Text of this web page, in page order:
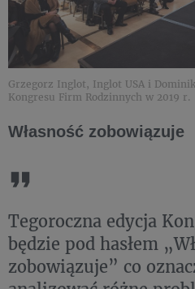
Grzegorz Inglot, Inglot USA i
Kongresu Firm Rodzinnych w 2019 r.
Własność zobowiązuje
Tegoroczna edycja
będzie pod hasłem
zobowiązuje” co